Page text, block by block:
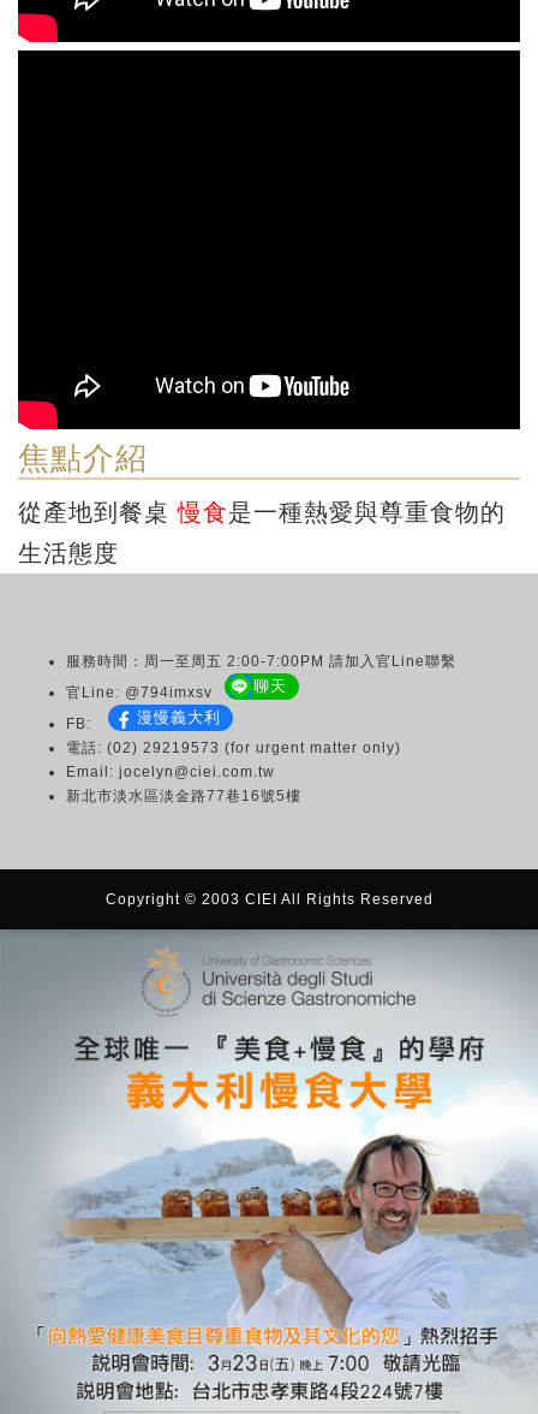
焦點介紹
從產地到餐桌慢食是一種熱愛與尊重食物的
生活態度
服務時間：周一至周五 2:00-7:00PM 請加入官Line聯繫
官Line: @794imxsv
聊天
FB: 漫慢義大利
電話: (02) 29219573 (for urgent matter only)
Email: jocelyn@ciei.com.tw
新北市淡水區淡金路77巷16號5樓
Copyright © 2003 CIEI All Rights Reserved